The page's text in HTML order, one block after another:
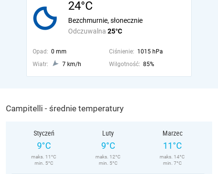
24°C
Odczuwalna 25°C
Bezchmurnie, słonecznie
Opad: 0 mm Ciśnienie: 1015 hPa
Wiatr:
7 km/h Wilgotność: 85%
Campitelli - średnie temperatury
Styczeń
9°C
maks. 11°C
min. 5°C
Luty
9°C
maks. 12°C
min. 5°C
Marzec
11°C
maks. 14°C
min. 7°C